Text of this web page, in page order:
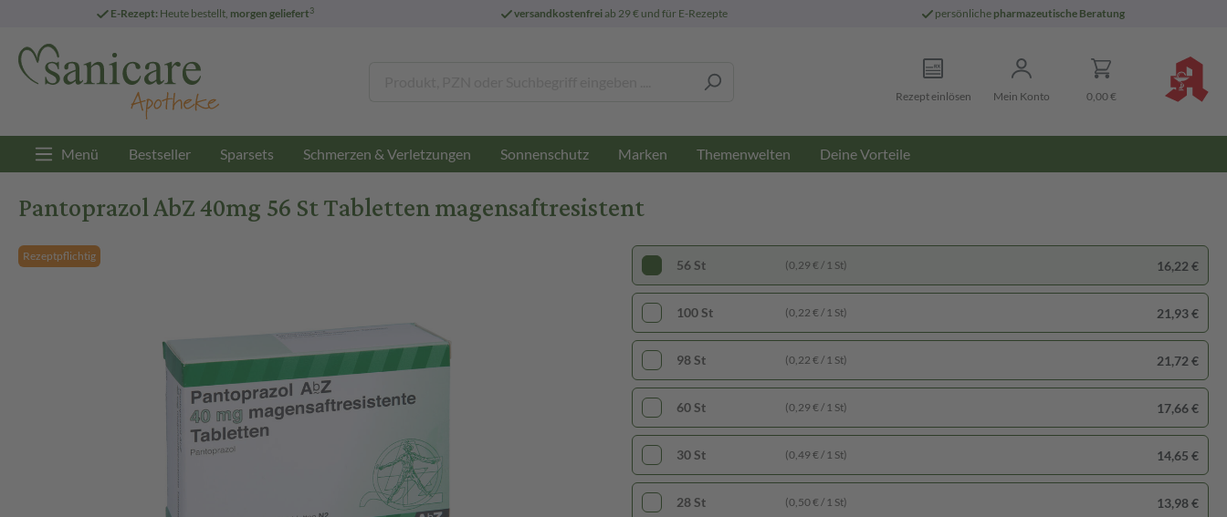
E-Rezept: Heute bestellt, morgen geliefert3 versandkostenfreiab 29 € und für E-Rezepte persönliche pharmazeutische Beratung
Rezept einlösen Mein Konto 0,00 €
Menü Bestseller Sparsets Schmerzen & Verletzungen Sonnenschutz Marken Themenwelten Deine Vorteile
Pantoprazol AbZ 40mg 56 St Tabletten magensaftresistent
Rezeptpflichtig
100 St (0,22 € / 1 St) 21,93 €
98 St (0,22 € / 1 St) 21,72 €
60 St (0,29 € / 1 St) 17,66 €
56 St (0,29 € / 1 St) 16,22 €
30 St (0,49 € / 1 St) 14,65 €
28 St (0,50 € / 1 St) 13,98 €